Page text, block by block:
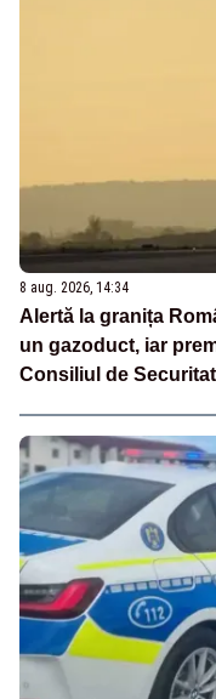
8 aug. 2026, 14:34
Alertă la granița
un gazoduct, iar
Consiliul de